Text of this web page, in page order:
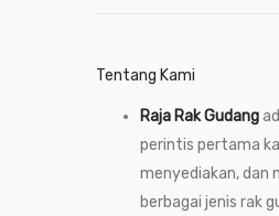
Tentang Kami
Raja Rak Gudang
perintis pertama
menyediakan, dan
berbagai jenis rak